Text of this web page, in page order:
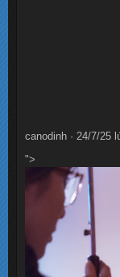
canodinh · 24/7/25
">